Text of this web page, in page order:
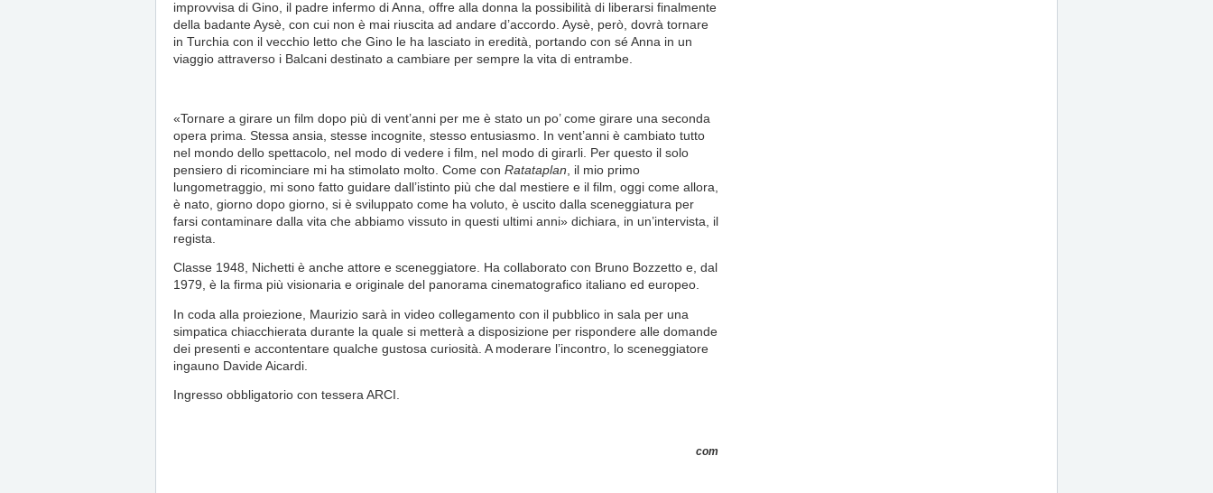
improvvisa di Gino, il padre infermo di Anna, offre alla donna la possibilità di liberarsi finalmente
della badante Aysè, con cui non è mai riuscita ad andare d’accordo. Aysè, però, dovrà tornare
in Turchia con il vecchio letto che Gino le ha lasciato in eredità, portando con sé Anna in un
viaggio attraverso i Balcani destinato a cambiare per sempre la vita di entrambe.
«Tornare a girare un film dopo più di vent’anni per me è stato un po’ come girare una seconda
opera prima. Stessa ansia, stesse incognite, stesso entusiasmo. In vent’anni è cambiato tutto
nel mondo dello spettacolo, nel modo di vedere i film, nel modo di girarli. Per questo il solo
pensiero di ricominciare mi ha stimolato molto. Come con Ratataplan , il mio primo
lungometraggio, mi sono fatto guidare dall’istinto più che dal mestiere e il film, oggi come allora,
è nato, giorno dopo giorno, si è sviluppato come ha voluto, è uscito dalla sceneggiatura per
farsi contaminare dalla vita che abbiamo vissuto in questi ultimi anni» dichiara, in un’intervista, il
regista.
Classe 1948, Nichetti è anche attore e sceneggiatore. Ha collaborato con Bruno Bozzetto e, dal
1979, è la firma più visionaria e originale del panorama cinematografico italiano ed europeo.
In coda alla proiezione, Maurizio sarà in video collegamento con il pubblico in sala per una
simpatica chiacchierata durante la quale si metterà a disposizione per rispondere alle domande
dei presenti e accontentare qualche gustosa curiosità. A moderare l’incontro, lo sceneggiatore
ingauno Davide Aicardi.
Ingresso obbligatorio con tessera ARCI.
com